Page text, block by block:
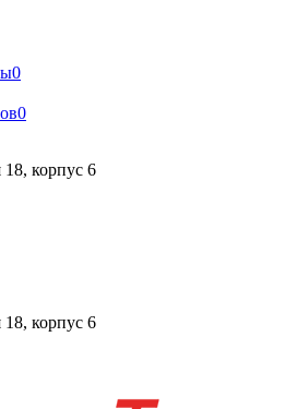
0
0
18, корпус 6
18, корпус 6